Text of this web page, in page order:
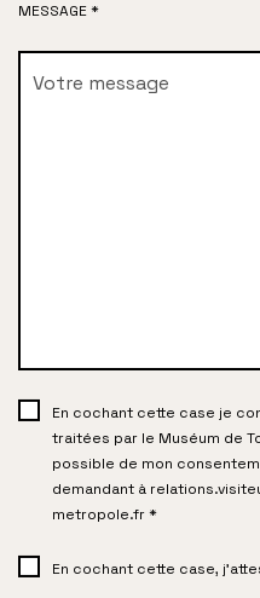
MESSAGE *
En cochant cette case je
traitées par le Muséum de
possible de mon
demandant à
metropole.fr *
En cochant cette case,